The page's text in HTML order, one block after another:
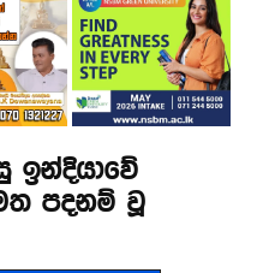
ඉන්දියාවේ
පදනම් වූ